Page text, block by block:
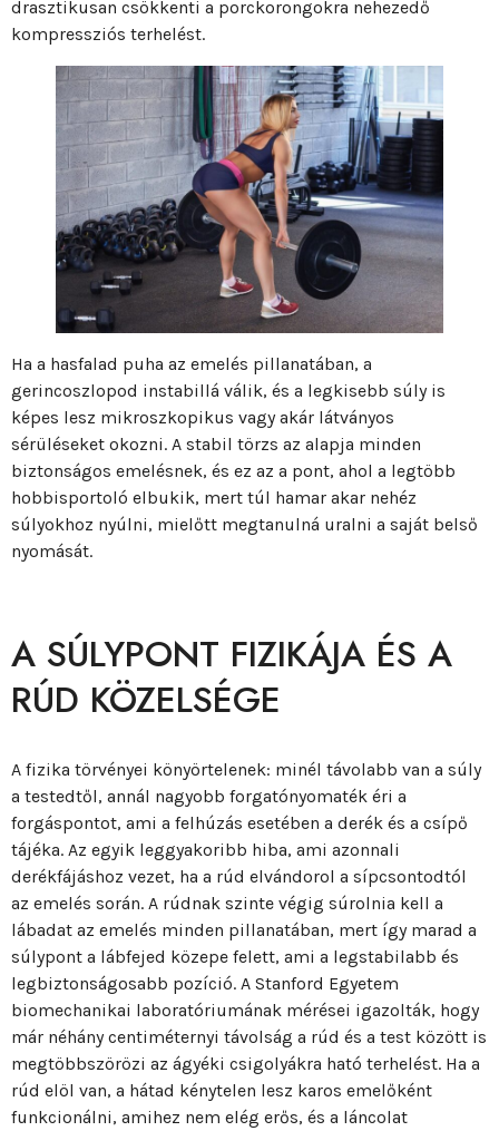
drasztikusan csökkenti a porckorongokra nehezedő
kompressziós terhelést.
Ha a hasfalad puha az emelés pillanatában, a
gerincoszlopod instabillá válik, és a legkisebb súly is
képes lesz mikroszkopikus vagy akár látványos
sérüléseket okozni. A stabil törzs az alapja minden
biztonságos emelésnek, és ez az a pont, ahol a legtöbb
hobbisportoló elbukik, mert túl hamar akar nehéz
súlyokhoz nyúlni, mielőtt megtanulná uralni a saját belső
nyomását.
A SÚLYPONT FIZIKÁJA ÉS A
RÚD KÖZELSÉGE
A fizika törvényei könyörtelenek: minél távolabb van a súly
a testedtől, annál nagyobb forgatónyomaték éri a
forgáspontot, ami a felhúzás esetében a derék és a csípő
tájéka. Az egyik leggyakoribb hiba, ami azonnali
derékfájáshoz vezet, ha a rúd elvándorol a sípcsontodtól
az emelés során. A rúdnak szinte végig súrolnia kell a
lábadat az emelés minden pillanatában, mert így marad a
súlypont a lábfejed közepe felett, ami a legstabilabb és
legbiztonságosabb pozíció. A Stanford Egyetem
biomechanikai laboratóriumának mérései igazolták, hogy
már néhány centiméternyi távolság a rúd és a test között is
megtöbbszörözi az ágyéki csigolyákra ható terhelést. Ha a
rúd elöl van, a hátad kénytelen lesz karos emelőként
funkcionálni, amihez nem elég erős, és a láncolat